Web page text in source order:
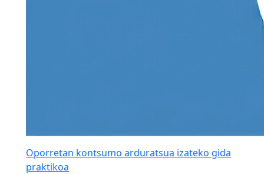
Oporretan kontsumo arduratsua izateko gida
praktikoa